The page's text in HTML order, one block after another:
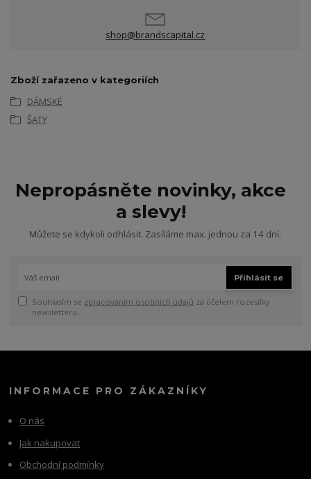
shop@brandscapital.cz
Zboží zařazeno v kategoriích
DÁMSKÉ
ŠATY
Nepropásněte novinky, akce
a slevy!
Můžete se kdykoli odhlásit. Zasíláme max. jednou za 14 dní.
Přihlásit se
Souhlasím se zpracováním osobních údajů za účelem rozesílky
newsletteru.
INFORMACE PRO ZÁKAZNÍKY
O nás
Jak nakupovat
Obchodní podmínky